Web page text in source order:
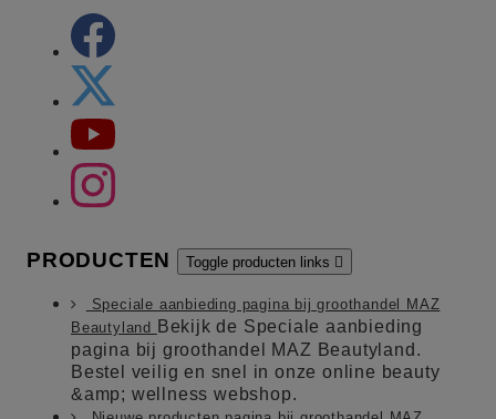
PRODUCTEN Toggle producten links 
Speciale aanbieding pagina bij groothandel MAZ
Beautyland Bekijk de Speciale aanbieding
pagina bij groothandel MAZ Beautyland.
Bestel veilig en snel in onze online beauty
&amp; wellness webshop.